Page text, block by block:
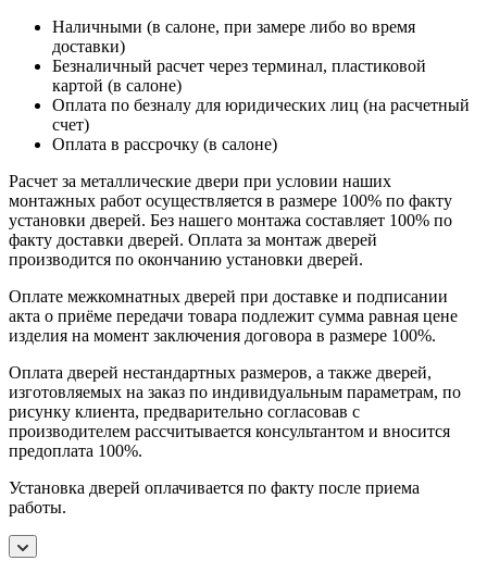
Наличными (в салоне, при замере либо во время
доставки)
Безналичный расчет через терминал, пластиковой
картой (в салоне)
Оплата по безналу для юридических лиц (на расчетный
счет)
Оплата в рассрочку (в салоне)
Расчет за металлические двери при условии наших
монтажных работ осуществляется в размере 100% по факту
установки дверей. Без нашего монтажа составляет 100% по
факту доставки дверей. Оплата за монтаж дверей
производится по окончанию установки дверей.
Оплате межкомнатных дверей при доставке и подписании
акта о приёме передачи товара подлежит сумма равная цене
изделия на момент заключения договора в размере 100%.
Оплата дверей нестандартных размеров, а также дверей,
изготовляемых на заказ по индивидуальным параметрам, по
рисунку клиента, предварительно согласовав с
производителем рассчитывается консультантом и вносится
предоплата 100%.
Установка дверей оплачивается по факту после приема
работы.